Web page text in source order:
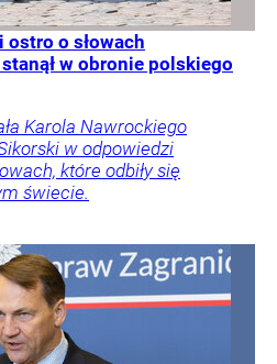
ostro o słowach
w obronie polskiego
Karola Nawrockiego
w odpowiedzi
które odbiły się
świecie.